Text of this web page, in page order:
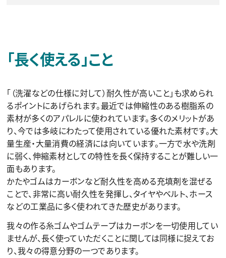
「長く使える」こと
「（洗濯などの仕様に対して）耐久性が高いこと」も求められ
るポイントにあげられます。最近では伸縮性のある樹脂系の
素材が多くのアパレルに使われています。多くのメリットがあ
り、今では多岐にわたって使用されている優れた素材です。大
量生産・大量消費の経済には向いています。一方で水や洗剤
に弱く、伸縮素材としての特性を長く保持することが難しい一
面もあります。
かたやゴムはカーボンなど耐久性を高める充填剤を混ぜる
ことで、非常に高い耐久性を発揮し、タイヤやベルト、ホース
などの工業品に多く使われてきた歴史があります。
我々の作る糸ゴムやゴムテープはカーボンを一切使用してい
ませんが、長く使っていただくことに関しては同様に捉えてお
り、我々の得意分野の一つであります。